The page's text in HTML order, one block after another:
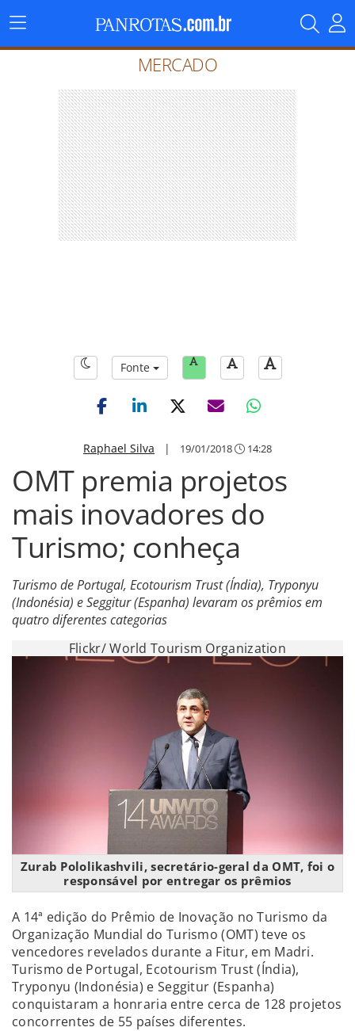
Menu
Principal
MERCADO
Fonte
Raphael Silva | 19/01/2018 14:28
OMT premia projetos
mais inovadores do
Turismo; conheça
Turismo de Portugal, Ecotourism Trust (Índia), Tryponyu
(Indonésia) e Seggitur (Espanha) levaram os prêmios em
quatro diferentes categorias
Flickr/ World Tourism Organization
Zurab Pololikashvili, secretário-geral da OMT, foi o
responsável por entregar os prêmios
A 14ª edição do Prêmio de Inovação no Turismo da
Organização Mundial do Turismo (OMT) teve os
vencedores revelados durante a Fitur, em Madri.
Turismo de Portugal, Ecotourism Trust (Índia),
Tryponyu (Indonésia) e Seggitur (Espanha)
conquistaram a honraria entre cerca de 128 projetos
concorrentes de 55 países diferentes.